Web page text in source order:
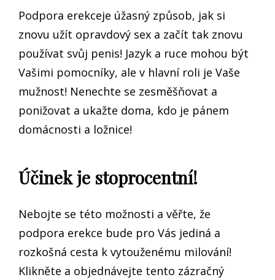
Podpora erekceje úžasný způsob, jak si
znovu užít opravdový sex a začít tak znovu
používat svůj penis! Jazyk a ruce mohou být
Vašimi pomocníky, ale v hlavní roli je Vaše
mužnost! Nenechte se zesměšňovat a
ponižovat a ukažte doma, kdo je pánem
domácnosti a ložnice!
Účinek je stoprocentní!
Nebojte se této možnosti a věřte, že
podpora erekce bude pro Vás jediná a
rozkošná cesta k vytouženému milování!
Klikněte a objednávejte tento zázračný